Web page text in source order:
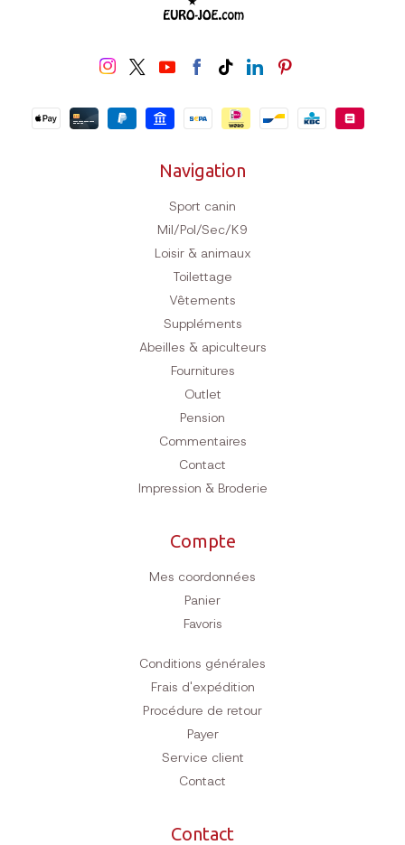
Navigation
Sport canin
Mil/Pol/Sec/K9
Loisir & animaux
Toilettage
Vêtements
Suppléments
Abeilles & apiculteurs
Fournitures
Outlet
Pension
Commentaires
Contact
Impression & Broderie
Compte
Mes coordonnées
Panier
Favoris
Conditions générales
Frais d'expédition
Procédure de retour
Payer
Service client
Contact
Contact